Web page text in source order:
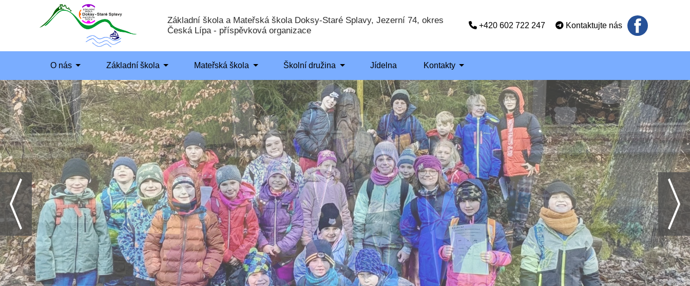
Základní škola a Mateřská škola Doksy-Staré Splavy, Jezerní 74, okres
Česká Lípa - příspěvková organizace
+420 602 722 247 Kontaktujte nás
O nás Základní škola Mateřská škola Školní družina Jídelna Kontakty